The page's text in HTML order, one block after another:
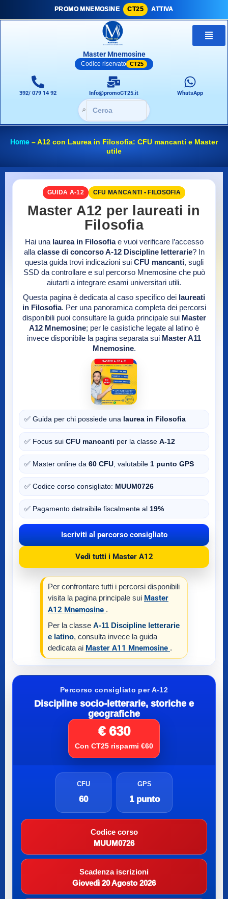
PROMO MNEMOSINE CT25 ATTIVA
Master Mnemosine
Codice riservato CT25
392/ 079 14 92 Info@promoCT25.it WhatsApp
🔎
Home –A12 con Laurea in Filosofia: CFU mancanti e Master
utile
GUIDA A-12 CFU MANCANTI • FILOSOFIA
Master A12 per laureati in
Filosofia
Hai una laurea in Filosofiae vuoi verificare l’accesso
alla classe di concorso A-12 Discipline letterarie? In
questa guida trovi indicazioni sui CFU mancanti, sugli
SSD da controllare e sul percorso Mnemosine che può
aiutarti a integrare esami universitari utili.
Questa pagina è dedicata al caso specifico dei laureati
in Filosofia. Per una panoramica completa dei percorsi
disponibili puoi consultare la guida principale sui Master
A12 Mnemosine; per le casistiche legate al latino è
invece disponibile la pagina separata sui Master A11
Mnemosine.
✅ Guida per chi possiede una laurea in Filosofia
✅ Focus sui CFU mancanti per la classe A-12
✅ Master online da 60 CFU , valutabile 1 punto GPS
✅ Codice corso consigliato: MUUM0726
✅ Pagamento detraibile fiscalmente al 19%
Iscriviti al percorso consigliato
Vedi tutti i Master A12
Per confrontare tutti i percorsi disponibili
visita la pagina principale sui Master
A12 Mnemosine .
Per la classe A-11 Discipline letterarie
e latino, consulta invece la guida
dedicata ai Master A11 Mnemosine .
Percorso consigliato per A-12
Discipline socio-letterarie, storiche e
geografiche
€ 630
Con CT25 risparmi €60
CFU
60
GPS
1 punto
Codice corso
MUUM0726
Scadenza iscrizioni
Giovedì 20 Agosto 2026